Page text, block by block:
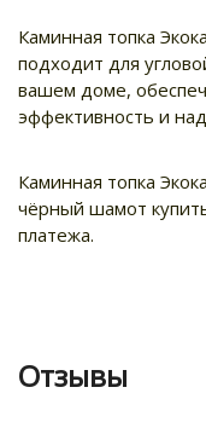
Каминная топка
подходит для
вашем доме,
эффективность и
Каминная топка
чёрный шамот
платежа.
Отзывы